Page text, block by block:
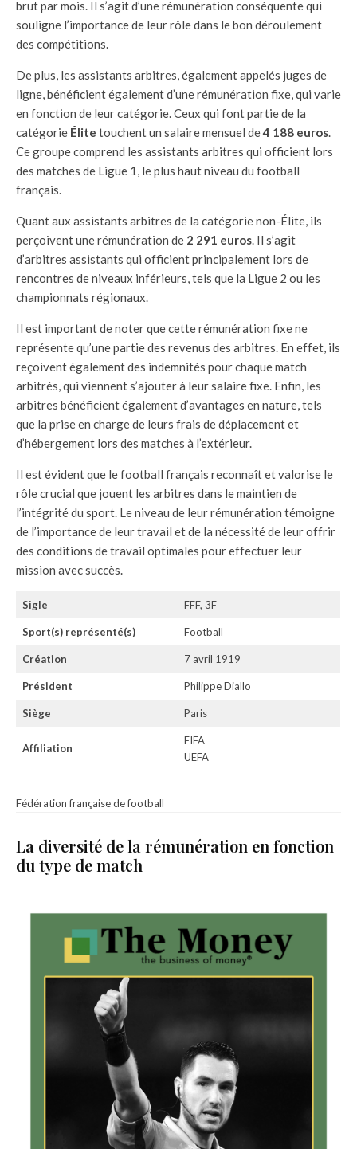
brut par mois. Il s’agit d’une rémunération conséquente qui
souligne l’importance de leur rôle dans le bon déroulement
des compétitions.
De plus, les assistants arbitres, également appelés juges de
ligne, bénéficient également d’une rémunération fixe, qui varie
en fonction de leur catégorie. Ceux qui font partie de la
catégorie Élite touchent un salaire mensuel de4 188 euros
Ce groupe comprend les assistants arbitres qui officient lors
des matches de Ligue 1, le plus haut niveau du football
français.
Quant aux assistants arbitres de la catégorie non-Élite, ils
perçoivent une rémunération de 2 291 euros . Il s’agit
d’arbitres assistants qui officient principalement lors de
rencontres de niveaux inférieurs, tels que la Ligue 2 ou les
championnats régionaux.
Il est important de noter que cette rémunération fixe ne
représente qu’une partie des revenus des arbitres. En effet, ils
reçoivent également des indemnités pour chaque match
arbitrés, qui viennent s’ajouter à leur salaire fixe. Enfin, les
arbitres bénéficient également d’avantages en nature, tels
que la prise en charge de leurs frais de déplacement et
d’hébergement lors des matches à l’extérieur.
Il est évident que le football français reconnaît et valorise le
rôle crucial que jouent les arbitres dans le maintien de
l’intégrité du sport. Le niveau de leur rémunération témoigne
de l’importance de leur travail et de la nécessité de leur offrir
des conditions de travail optimales pour effectuer leur
mission avec succès.
Sigle FFF, 3F
Sport(s) représenté(s) Football
Création 7 avril 1919
Président Philippe Diallo
Siège Paris
Affiliation
FIFA
UEFA
Fédération française de football
La diversité de la rémunération en fonction
du type de match